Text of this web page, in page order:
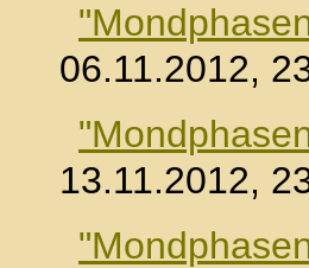
06.11.2012,
13.11.2012,